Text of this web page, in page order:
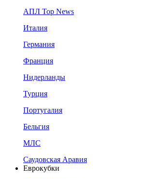
АПЛ Top News
Италия
Германия
Франция
Нидерланды
Турция
Португалия
Бельгия
МЛС
Саудовская Аравия
Еврокубки